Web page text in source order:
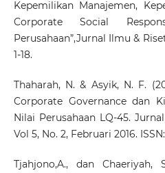
Kepemilikan Manajemen,
Corporate Social
Perusahaan”,Jurnal Ilmu &
1-18.
Thaharah, N. & Asyik, N. F.
Corporate Governance dan
Nilai Perusahaan LQ-45.
Vol 5, No. 2, Februari 2016.
Tjahjono,A., dan Chaeriyah,